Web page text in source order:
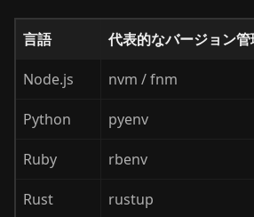
言語 代表的なバージョン
Node.js nvm / fnm
Python pyenv
Ruby rbenv
Rust rustup